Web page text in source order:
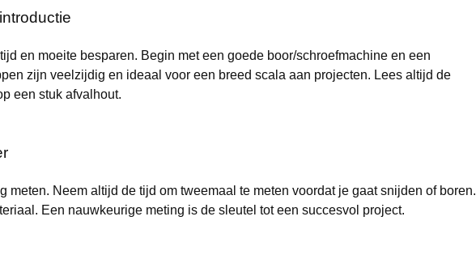
en moeite besparen. Begin met een goede boor/schroefmachine en een
zijn veelzijdig en ideaal voor een breed scala aan projecten. Lees altijd de
een stuk afvalhout.
meten. Neem altijd de tijd om tweemaal te meten voordat je gaat snijden of boren.
Een nauwkeurige meting is de sleutel tot een succesvol project.